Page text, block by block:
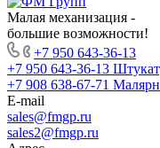
Малая механизация -
большие возможности!
+7 950 643-36-13
+7 950 643-36-13
+7 908 638-67-71
E-mail
sales@fmgp.ru
sales2@fmgp.ru